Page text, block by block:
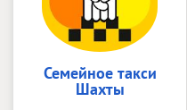
Семейное такси
Шахты